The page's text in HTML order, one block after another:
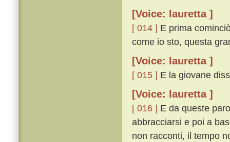
[Voice: lauretta ]
[ 014 ] E prima
come io sto, questa
[Voice: lauretta ]
[ 015 ] E la giovane
[Voice: lauretta ]
[ 016 ] E da queste
abbracciarsi e poi a
non racconti, il tempo